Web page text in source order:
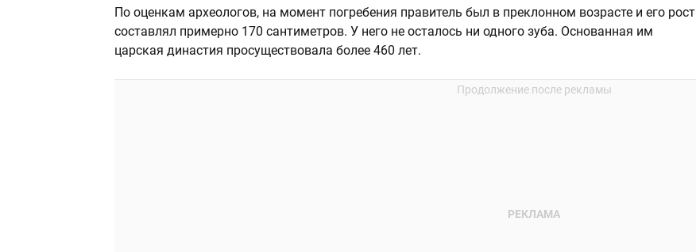
По оценкам археологов, на момент погребения правитель был в преклонном возрасте и его рост
составлял примерно 170 сантиметров. У него не осталось ни одного зуба. Основанная им
царская династия просуществовала более 460 лет.